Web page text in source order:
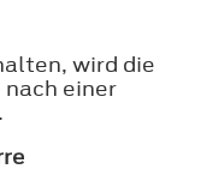
wird die
einer